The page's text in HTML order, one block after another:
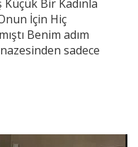
Bir Kadınla
İçin Hiç
Benim adım
sadece